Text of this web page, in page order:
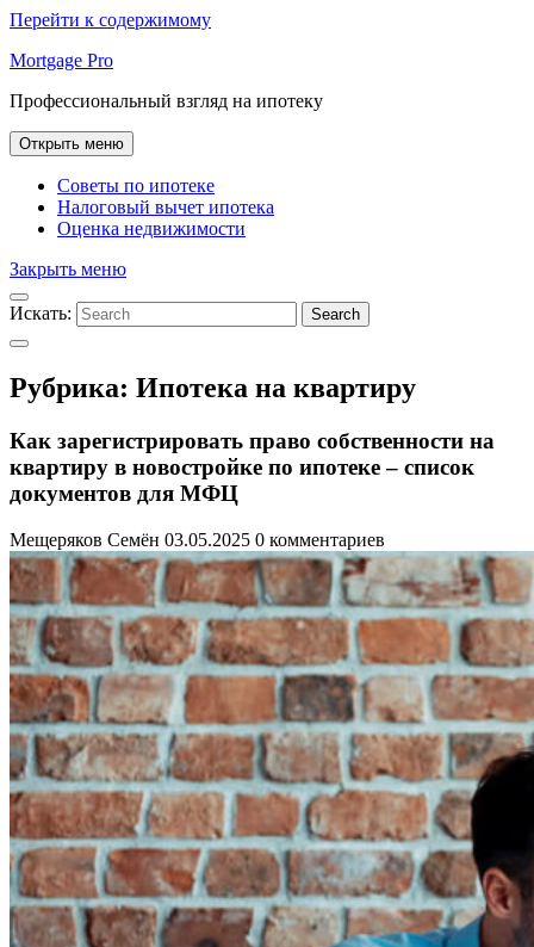
Перейти к содержимому
Mortgage Pro
Профессиональный взгляд на ипотеку
Открыть меню
Советы по ипотеке
Налоговый вычет ипотека
Оценка недвижимости
Закрыть меню
Искать: Search
Рубрика: Ипотека на квартиру
Как зарегистрировать право собственности на
квартиру в новостройке по ипотеке – список
документов для МФЦ
Мещеряков Семён 03.05.2025 0 комментариев